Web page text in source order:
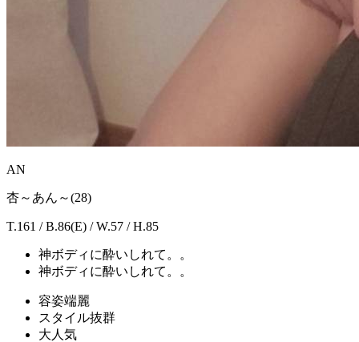
AN
杏～あん～(28)
T.161 / B.86(E) / W.57 / H.85
神ボディに酔いしれて。。
神ボディに酔いしれて。。
容姿端麗
スタイル抜群
大人気